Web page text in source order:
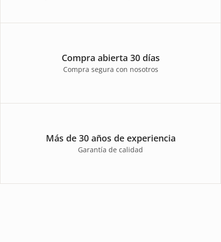
Compra abierta 30 días
Compra segura con nosotros
Más de 30 años de experiencia
Garantía de calidad